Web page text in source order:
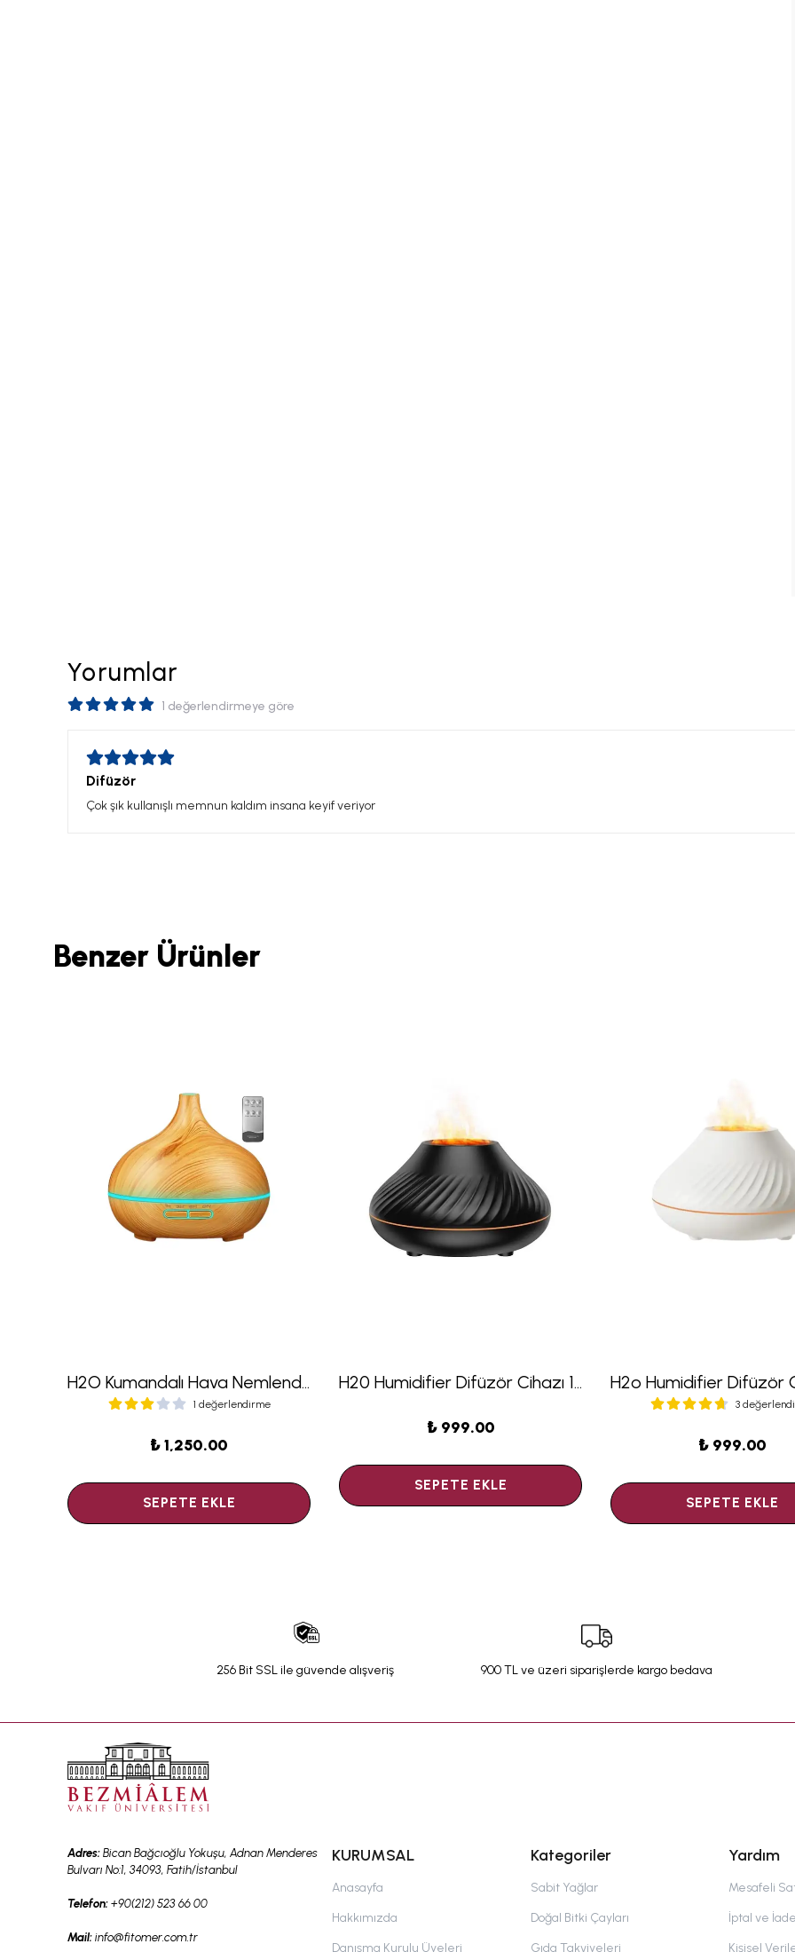
Yorumlar
1 değerlendirmeye göre
Difüzör
Çok şık kullanışlı memnun kaldım insana keyif veriyor
Benzer Ürünler
H2O Kumandalı Hava Nemlendirici Difüzör 550 ML Açık Ahşap
1 değerlendirme
₺ 1,250.00
SEPETE EKLE
H20 Humidifier Difüzör Cihazı 130ML Siyah
₺ 999.00
SEPETE EKLE
3
₺ 999.00
SEPETE EKLE
256 Bit SSL ile güvende alışveriş 900 TL ve üzeri siparişlerde kargo bedava
KURUMSAL
Anasayfa
Hakkımızda
Danışma Kurulu Üyeleri
Kategoriler
Sabit Yağlar
Doğal Bitki Çayları
Gıda Takviyeleri
Yardım
Mesafeli
İptal ve
Kişisel
Adres:Bican Bağcıoğlu Yokuşu, Adnan Menderes
Bulvarı No:1, 34093, Fatih/İstanbul
Telefon:+90(212) 523 66 00
Mail:info@fitomer.com.tr